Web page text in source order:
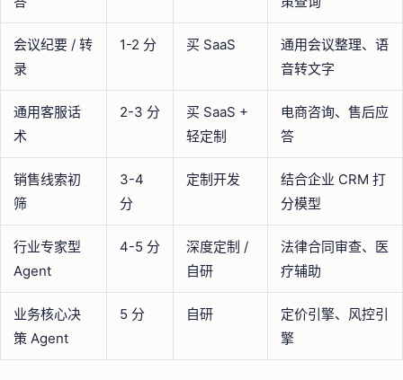
会议纪要 / 转
录
1-2 分 买 SaaS
通用会议整理、语
音转文字
通用客服话
术
2-3 分
买 SaaS +
轻定制
电商咨询、售后应
答
销售线索初
筛
3-4
分
定制开发
结合企业 CRM 打
分模型
行业专家型
Agent
4-5 分
深度定制 /
自研
法律合同审查、医
疗辅助
业务核心决
策 Agent
5 分 自研
定价引擎、风控引
擎